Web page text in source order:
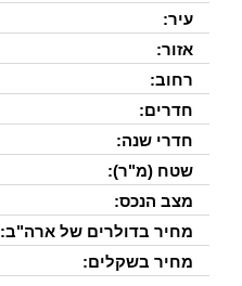
עיר:
אזור:
רחוב:
חדרים:
חדרי שנה:
שטח (מ"ר):
מצב הנכס:
מחיר בדולרים של ארה"ב:
מחיר בשקלים: